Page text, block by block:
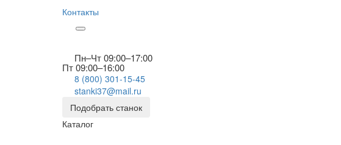
Контакты
Пн–Чт 09:00–17:00
Пт 09:00–16:00
8 (800) 301-15-45
stanki37@mail.ru
Подобрать станок
Каталог